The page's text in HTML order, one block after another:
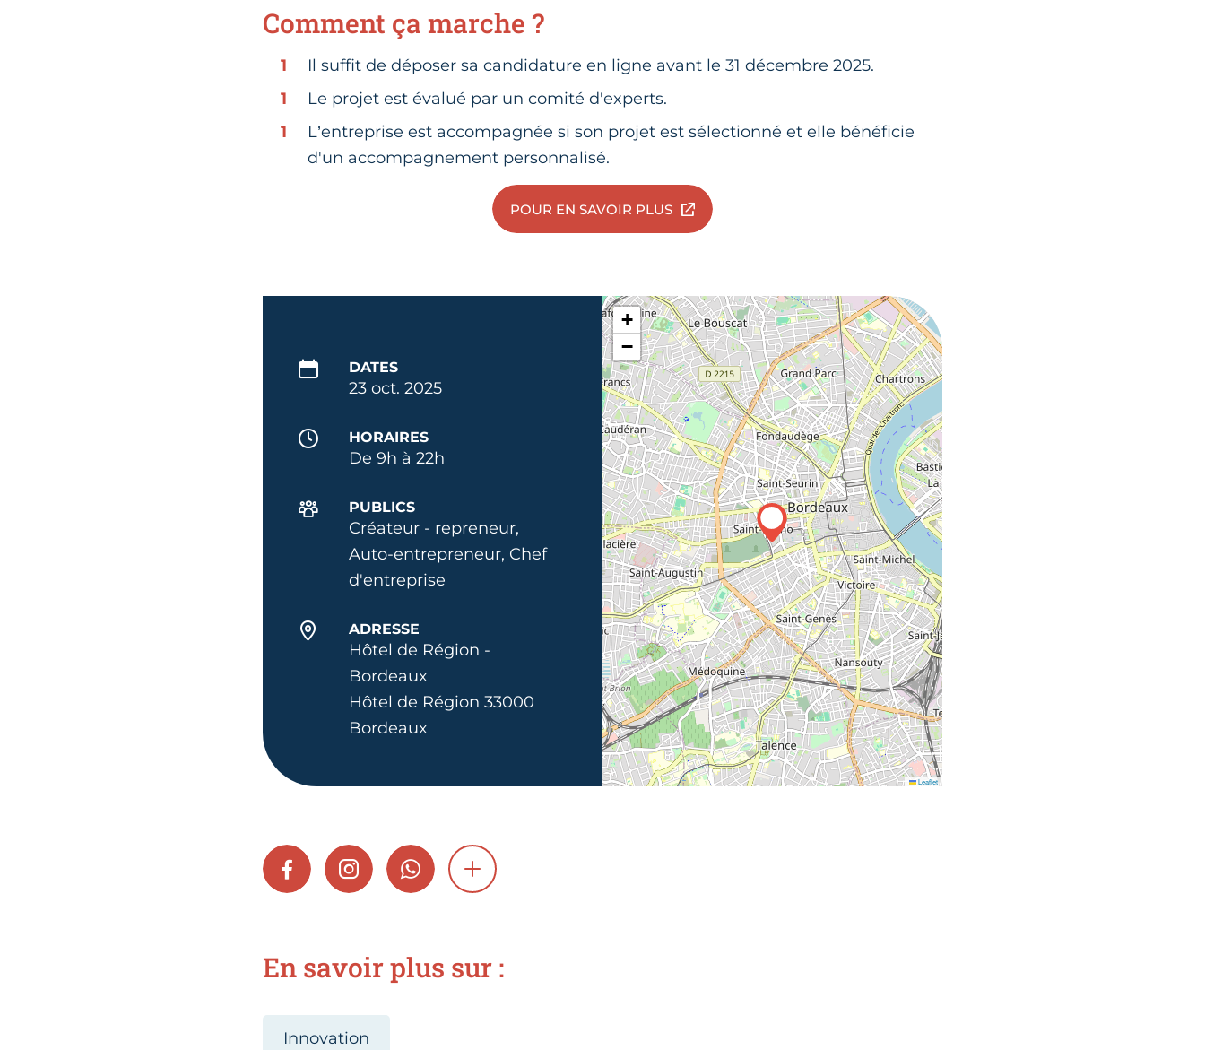
Comment ça marche ?
Il suffit de déposer sa candidature en ligne avant le 31 décembre 2025.
Le projet est évalué par un comité d'experts.
L’entreprise est accompagnée si son projet est sélectionné et elle bénéficie
d'un accompagnement personnalisé.
POUR EN SAVOIR PLUS
DATES
23 oct. 2025
HORAIRES
De 9h à 22h
PUBLICS
Créateur - repreneur,
Auto-entrepreneur, Chef
d'entreprise
ADRESSE
Hôtel de Région -
Bordeaux
Hôtel de Région 33000
Bordeaux
+
−
Leaflet
FACEBOOKINSTAGRAMWHATSAPPSHOW MORE
En savoir plus sur :
Innovation